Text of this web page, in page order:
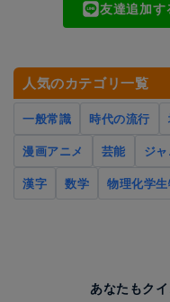
友達追加す
人気のカテゴリ一覧
一般常識 時代の流行
漫画アニメ
芸能 ジ
漢字
数学 物理化学
あなたもク